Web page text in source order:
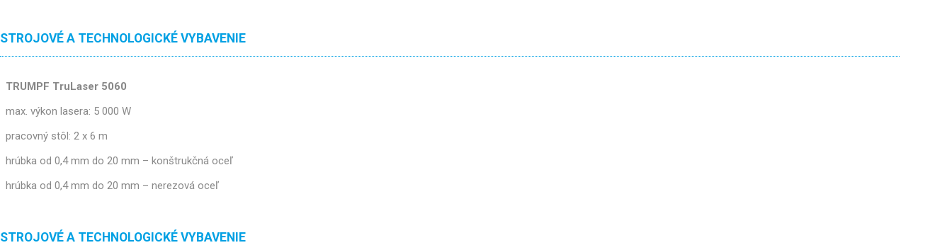
STROJOVÉ A TECHNOLOGICKÉ VYBAVENIE
TRUMPF TruLaser 5060
max. výkon lasera: 5 000 W
pracovný stôl: 2 x 6 m
hrúbka od 0,4 mm do 20 mm – konštrukčná oceľ
hrúbka od 0,4 mm do 20 mm – nerezová oceľ
STROJOVÉ A TECHNOLOGICKÉ VYBAVENIE